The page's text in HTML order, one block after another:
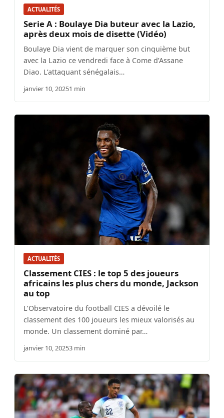
ACTUALITÉS
Serie A : Boulaye Dia buteur avec la Lazio,
après deux mois de disette (Vidéo)
Boulaye Dia vient de marquer son cinquième but
avec la Lazio ce vendredi face à Come d’Assane
Diao. L’attaquant sénégalais…
janvier 10, 20251 min
ACTUALITÉS
Classement CIES : le top 5 des joueurs
africains les plus chers du monde, Jackson
au top
L’Observatoire du football CIES a dévoilé le
classement des 100 joueurs les mieux valorisés au
monde. Un classement dominé par…
janvier 10, 20253 min